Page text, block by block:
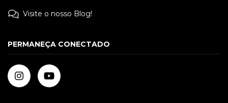
Visite o nosso Blog!
PERMANEÇA CONECTADO